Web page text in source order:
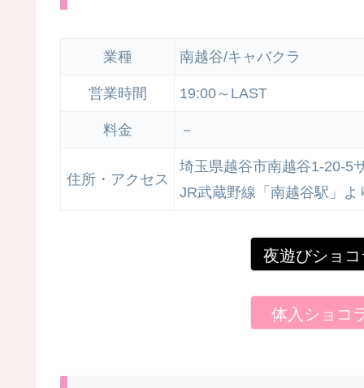
業種 南越谷/キャバクラ
営業時間 19:00～LAST
料金 －
住所・アクセス
埼玉県越谷市南越谷1-20-5
JR武蔵野線「南越谷駅」よ
夜遊びショ
体入ショコ